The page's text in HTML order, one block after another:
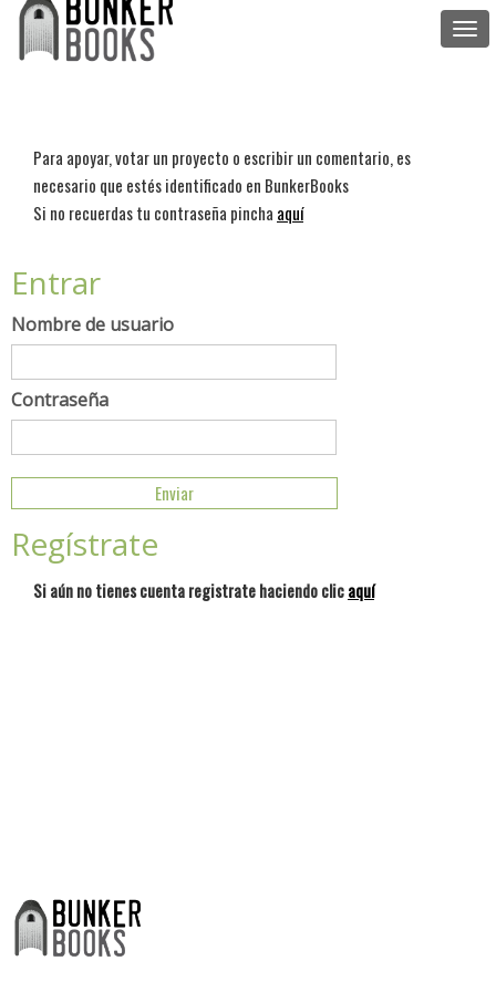
Para apoyar, votar un proyecto o escribir un comentario, es
necesario que estés identificado en BunkerBooks
Si no recuerdas tu contraseña pincha aquí
Entrar
Nombre de usuario
Contraseña
Regístrate
Si aún no tienes cuenta registrate haciendo clicaquí